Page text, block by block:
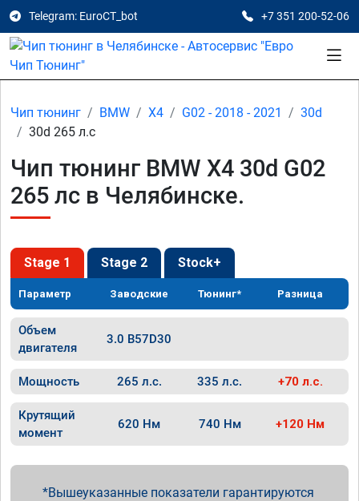
Telegram: EuroCT_bot +7 351 200-52-06
Чип тюнинг BMW X4 G02 - 2018 - 2021
30d
30d 265 л.с
Чип тюнинг BMW X4 30d G02
265 лс в Челябинске.
Stage 1 Stage 2 Stock+
Параметр Заводские Тюнинг* Разница
Объем
двигателя
3.0 B57D30
Мощность 265 л.с. 335 л.с. +70 л.с.
Крутящий
момент
620 Нм 740 Нм +120 Нм
Вышеуказанные показатели гарантируются